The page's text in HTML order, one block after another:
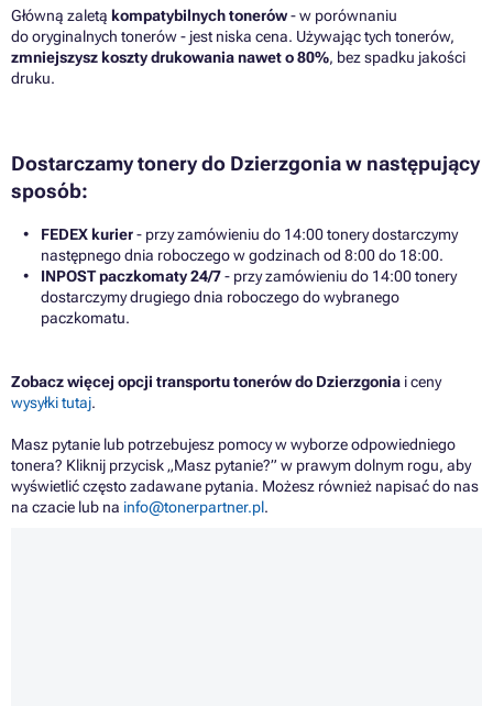
Główną zaletą kompatybilnych tonerów- w porównaniu
do oryginalnych tonerów - jest niska cena. Używając tych tonerów,
zmniejszysz koszty drukowania nawet o 80%, bez spadku jakości
druku.
Dostarczamy tonery do Dzierzgonia w następujący
sposób:
FEDEX kurier- przy zamówieniu do 14:00 tonery dostarczymy
następnego dnia roboczego w godzinach od 8:00 do 18:00.
INPOST paczkomaty 24/7- przy zamówieniu do 14:00 tonery
dostarczymy drugiego dnia roboczego do wybranego
paczkomatu.
Zobacz więcej opcji transportu tonerów do Dzierzgonia i ceny
wysyłki tutaj.
Masz pytanie lub potrzebujesz pomocy w wyborze odpowiedniego
tonera? Kliknij przycisk „Masz pytanie?” w prawym dolnym rogu, aby
wyświetlić często zadawane pytania. Możesz również napisać do nas
na czacie lub na info@tonerpartner.pl.